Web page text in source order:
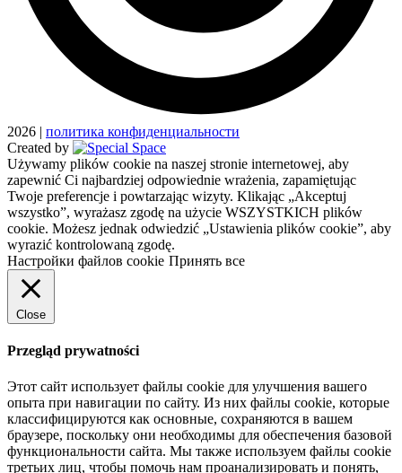
2026 | политика конфиденциальности
Created by
Używamy plików cookie na naszej stronie internetowej, aby
zapewnić Ci najbardziej odpowiednie wrażenia, zapamiętując
Twoje preferencje i powtarzając wizyty. Klikając „Akceptuj
wszystko”, wyrażasz zgodę na użycie WSZYSTKICH plików
cookie. Możesz jednak odwiedzić „Ustawienia plików cookie”, aby
wyrazić kontrolowaną zgodę.
Настройки файлов cookie Принять все
Close
Przegląd prywatności
Этот сайт использует файлы cookie для улучшения вашего
опыта при навигации по сайту. Из них файлы cookie, которые
классифицируются как основные, сохраняются в вашем
браузере, поскольку они необходимы для обеспечения базовой
функциональности сайта. Мы также используем файлы cookie
третьих лиц, чтобы помочь нам проанализировать и понять,